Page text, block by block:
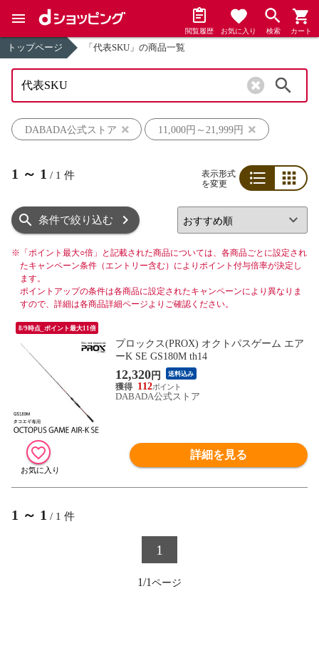
閲覧履歴 お気に入り 検索 カート
トップページ 「代表SKU」の商品一覧
DABADA公式ストア
11,000円～21,999円
1 ～ 1 / 1 件
表示形式
を変更
条件で絞り込む
※ 「ポイント最大○倍」と記載された商品については、各商品ごとに設定され
たキャンペーン条件（エントリー含む）によりポイント付与倍率が決定し
ます。
ポイントアップの条件は各商品に設定されたキャンペーンにより異なりま
すので、詳細は各商品詳細ページよりご確認ください。
8/9時点_ポイント最大11倍
プロックス(PROX) オクトパスゲーム エア
ーK SE GS180M th14
12,320円 送料込み
112
DABADA公式ストア
詳細を見る
1 ～ 1 / 1 件
1
1/1